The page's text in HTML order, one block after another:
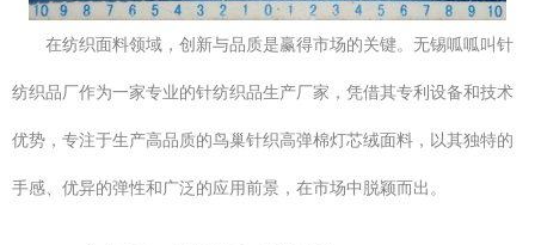
在纺织面料领域，创新与品质是赢得市场的关键。无锡呱呱叫针
纺织品厂作为一家专业的针纺织品生产厂家，凭借其专利设备和技术
优势，专注于生产高品质的鸟巢针织高弹棉灯芯绒面料，以其独特的
手感、优异的弹性和广泛的应用前景，在市场中脱颖而出。